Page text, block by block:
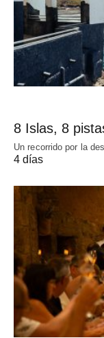
8 Islas, 8
Un recorrido por la
4 días